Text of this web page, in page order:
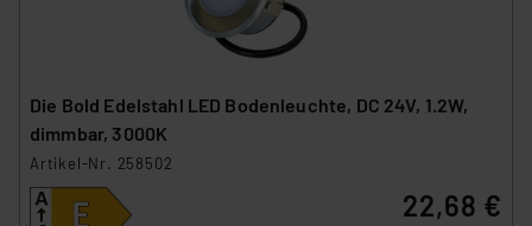
Die Bold Edelstahl LED Bodenleuchte, DC 24V, 1.2W,
dimmbar, 3000K
Artikel-Nr. 258502
22,68 €